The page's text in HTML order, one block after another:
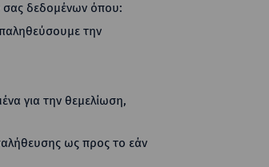
σας δεδομένων όπου:
την
για την θεμελίωση,
ως προς το εάν